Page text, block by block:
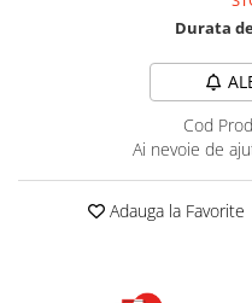
Durata
Cod
Ai nevoie de
Adauga la Favorite